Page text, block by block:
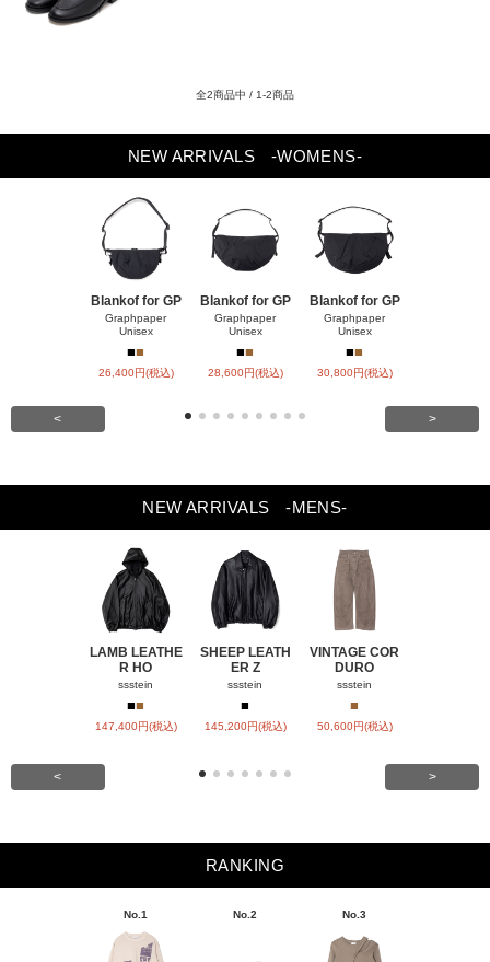
全2商品中 / 1-2商品
NEW ARRIVALS -WOMENS-
Blankof for GP
Graphpaper
Unisex
■■
26,400円(税込)
Blankof for GP
Graphpaper
Unisex
■■
28,600円(税込)
Blankof for GP
Graphpaper
Unisex
■■
30,800円(税込)
< >
NEW ARRIVALS -MENS-
LAMB LEATHE
R HO
ssstein
■■
147,400円(税込)
SHEEP LEATH
ER Z
ssstein
■
145,200円(税込)
VINTAGE COR
DURO
ssstein
■
50,600円(税込)
< >
RANKING
No.1 No.2 No.3